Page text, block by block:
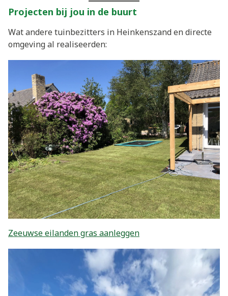
Projecten bij jou in de buurt
Wat andere tuinbezitters in Heinkenszand en directe
omgeving al realiseerden:
Zeeuwse eilanden gras aanleggen